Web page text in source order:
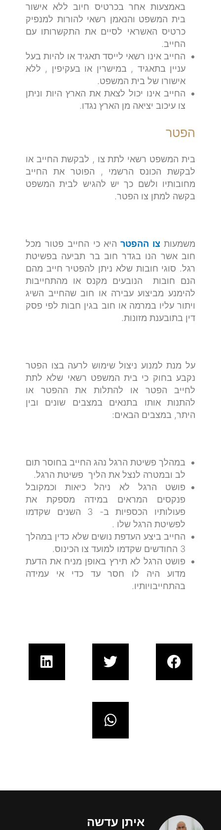
באמצעות אחר בכרטיס חיוב ללא אישור
בית המשפט והנאמן רשאי להורות למנפיק
כרטיס האשראי לסיים את התקשרותו עם
החייב.
החייב אינו רשאי לייסד תאגיד או להיות בעל
עניין בתאגיד , במישרין או בעקיפין , ללא
אישורו של בית המשפט.
החייב אינו יכול לצאת את הארץ היות וניתן
צו עיכוב יציאה מן הארץ נגדו.
הפטר
בית המשפט רשאי לתת צו , לבקשת החייב או
לבקשת הכונס הרשמי , הפוטר את החייב
מחובותיו ולשם כך יש להגיש לבית המשפט
בקשה למתן צו הפטר.
משמעותצו ההפטר היא כי החייב פטור מכל
חוב אשר הנו בגדר חוב בר תביעה בפשיטת
רגל. סוגי חובות שלא ניתן להפטיר חייב מהם
הנם חובות הנובעים מקנס או מהתחייבות
להימנע מביצוע עבירה או חוב שהחייב השיג
ויתור עליו במרמה או חוב בגין חבות לפי פסק
דין בתובענת מזונות.
על מנת למנוע ניצול שימוש לרעה בצו הפטר
נקבע בחוק כי בית המשפט רשאי שלא לתת
לחייב הפטר או להתלות את ההפטר או
להתנות אותו בתנאים במצבים שונים ובין
היתר, במצבים הבאים:
במהלך פשיטת הרגל נהג החייב בחוסר תום
לב ובמטרה לנצל את הליך פשיטת הרגל.
פושט הרגל לא ניהל כיאות וכמקובל
פנקסים המראים במידה מספקת את
פעולותיו הכספיות ב- 3 השנים שקדמו
לפשיטת הרגל שלו .
החייב ביצע העדפת נושים שלא כדין במהלך
3 החודשים שקדמו למועד צו הכינוס.
פושט הרגל לא תירץ באופן מניח את הדעת
מדוע היה לו חסר עד כדי אי עמידה
בהתחייבויותיו.
איתן עדשה